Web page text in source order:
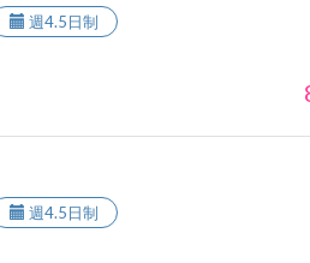
週4.5日制
週4.5日制